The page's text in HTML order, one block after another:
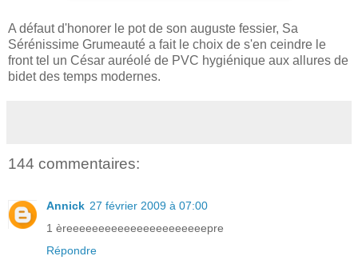
A défaut d'honorer le pot de son auguste fessier, Sa
Sérénissime Grumeauté a fait le choix de s'en ceindre le
front tel un César auréolé de PVC hygiénique aux allures de
bidet des temps modernes.
144 commentaires:
Annick 27 février 2009 à 07:00
1 èreeeeeeeeeeeeeeeeeeeeeepre
Répondre